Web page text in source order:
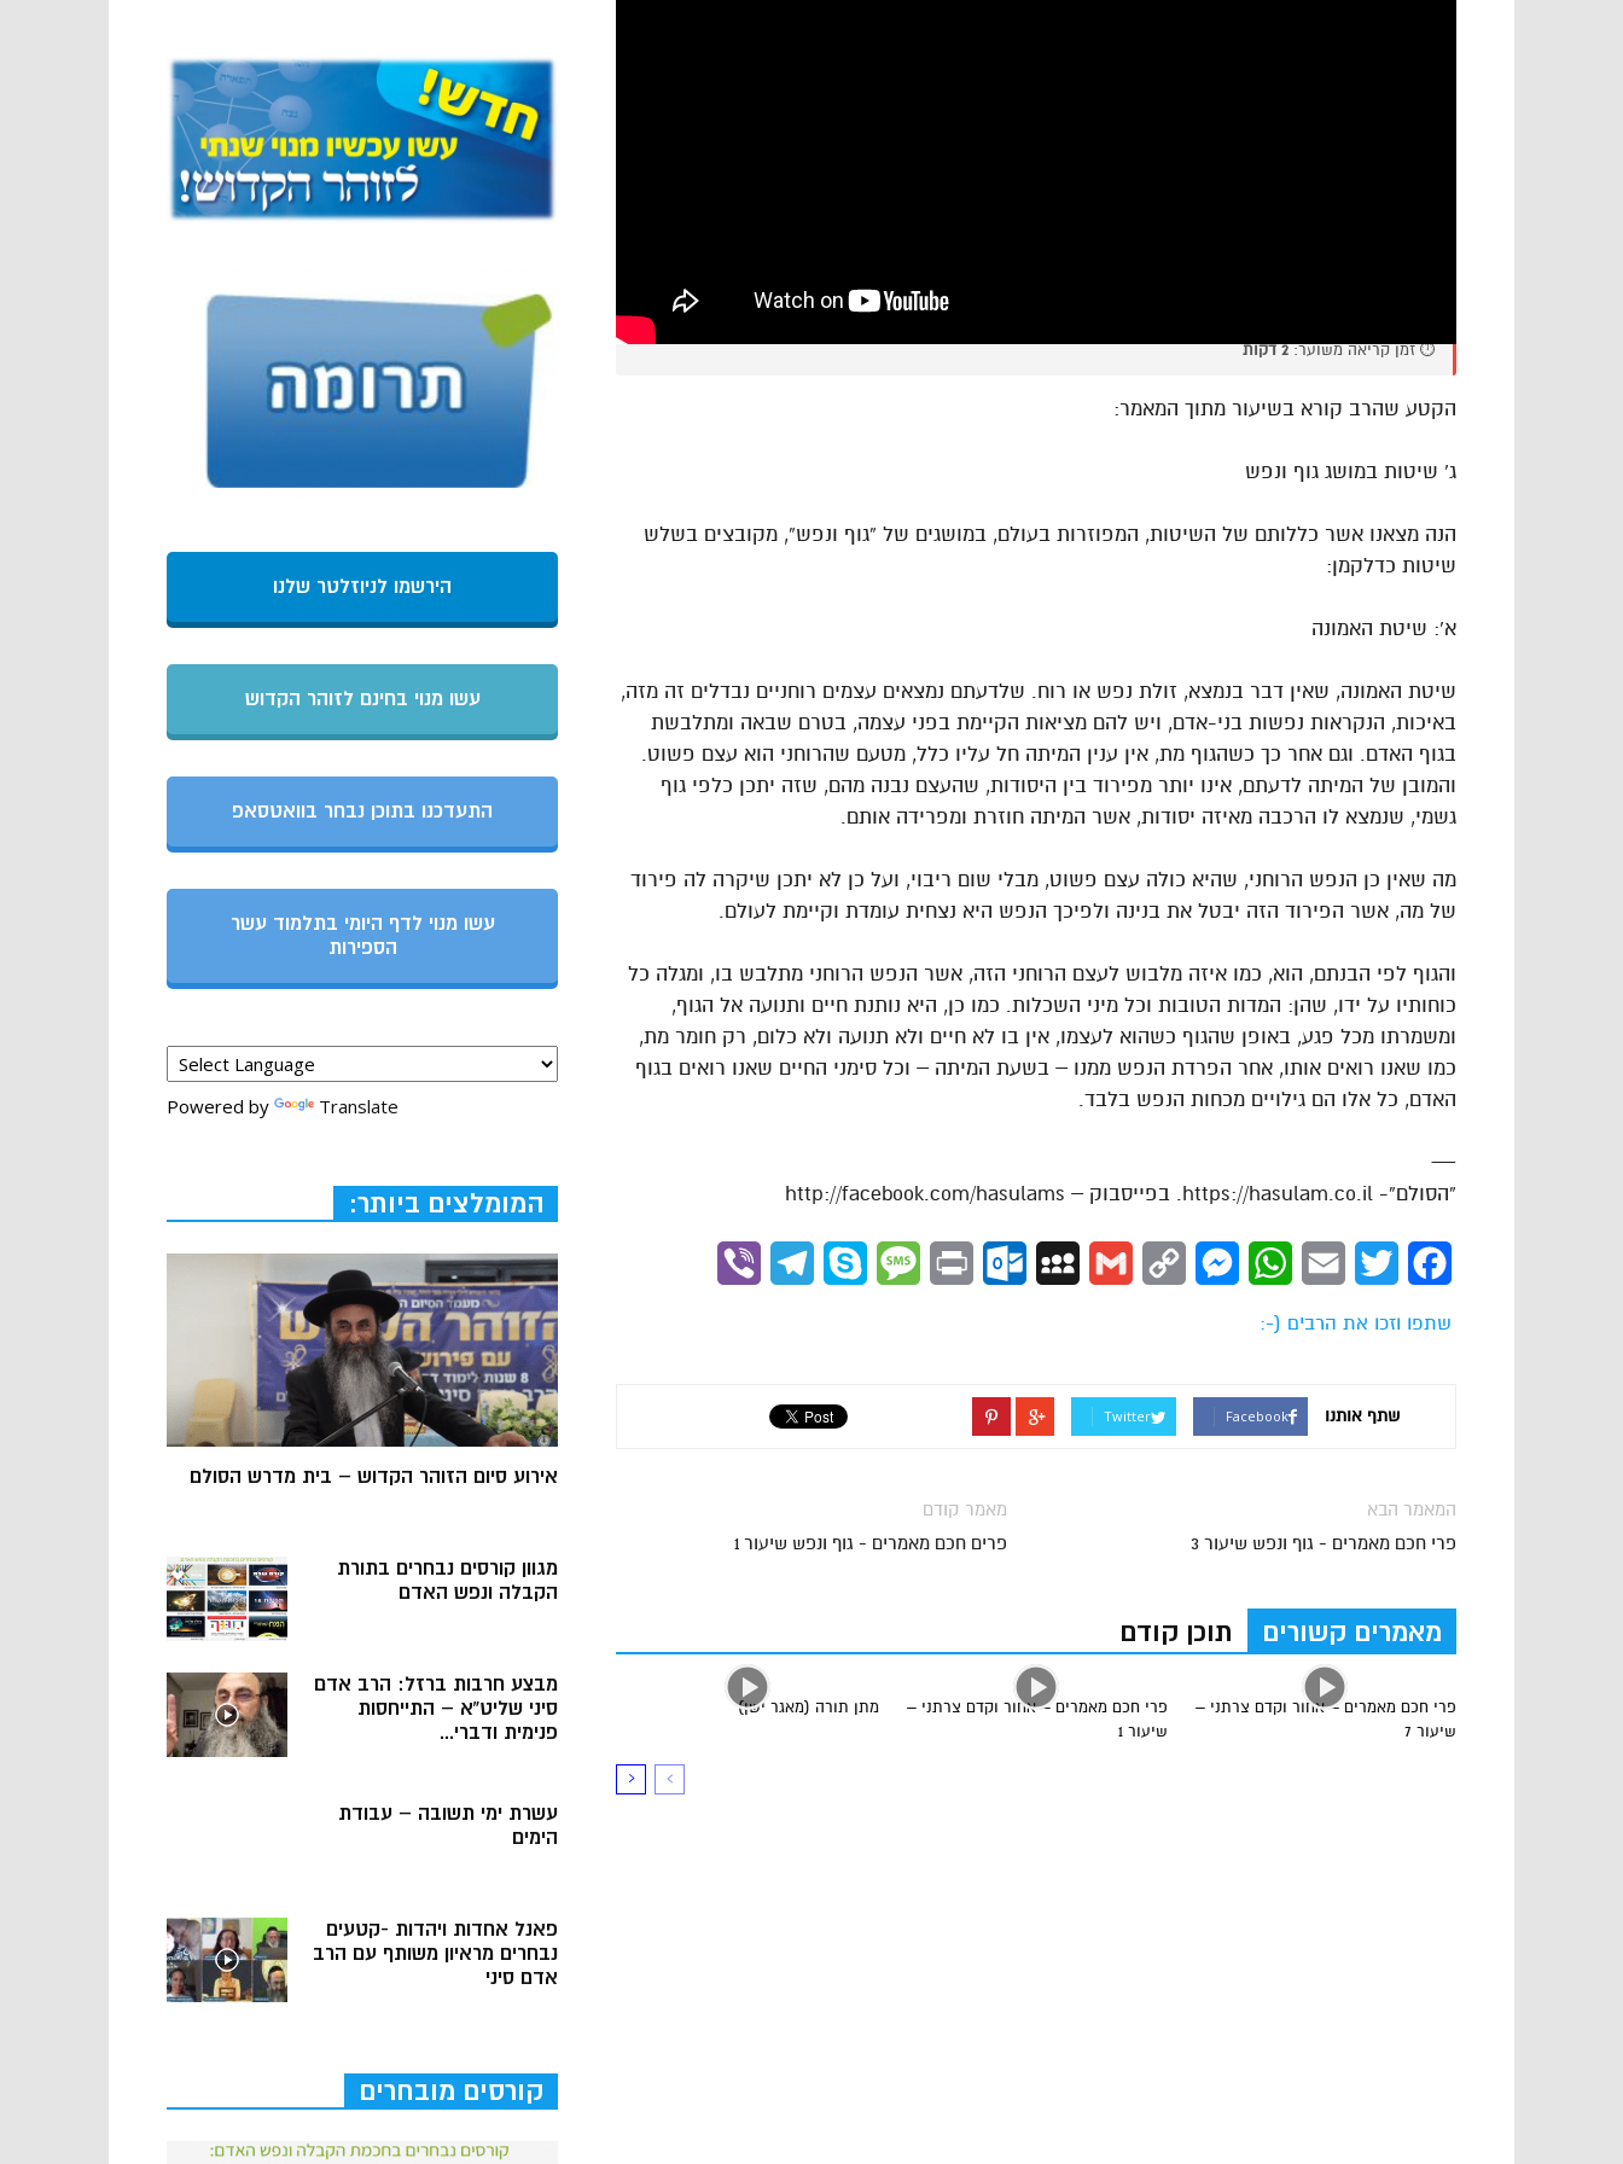
⏱️ זמן קריאה משוער:2 דקות
הקטע שהרב קורא בשיעור מתוך המאמר:
ג’ שיטות במושג גוף ונפש
הנה מצאנו אשר כללותם של השיטות, המפוזרות בעולם, במושגים של “גוף ונפש”, מקובצים בשלש
שיטות כדלקמן:
א’: שיטת האמונה
שיטת האמונה, שאין דבר בנמצא, זולת נפש או רוח. שלדעתם נמצאים עצמים רוחניים נבדלים זה מזה,
באיכות, הנקראות נפשות בני-אדם, ויש להם מציאות הקיימת בפני עצמה, בטרם שבאה ומתלבשת
בגוף האדם. וגם אחר כך כשהגוף מת, אין ענין המיתה חל עליו כלל, מטעם שהרוחני הוא עצם פשוט.
והמובן של המיתה לדעתם, אינו יותר מפירוד בין היסודות, שהעצם נבנה מהם, שזה יתכן כלפי גוף
גשמי, שנמצא לו הרכבה מאיזה יסודות, אשר המיתה חוזרת ומפרידה אותם.
מה שאין כן הנפש הרוחני, שהיא כולה עצם פשוט, מבלי שום ריבוי, ועל כן לא יתכן שיקרה לה פירוד
של מה, אשר הפירוד הזה יבטל את בנינה ולפיכך הנפש היא נצחית עומדת וקיימת לעולם.
והגוף לפי הבנתם, הוא, כמו איזה מלבוש לעצם הרוחני הזה, אשר הנפש הרוחני מתלבש בו, ומגלה כל
כוחותיו על ידו, שהן: המדות הטובות וכל מיני השכלות. כמו כן, היא נותנת חיים ותנועה אל הגוף,
ומשמרתו מכל פגע, באופן שהגוף כשהוא לעצמו, אין בו לא חיים ולא תנועה ולא כלום, רק חומר מת,
כמו שאנו רואים אותו, אחר הפרדת הנפש ממנו – בשעת המיתה – וכל סימני החיים שאנו רואים בגוף
האדם, כל אלו הם גילויים מכחות הנפש בלבד.
—
“הסולם”- https://hasulam.co.il. בפייסבוק – http://facebook.com/hasulams
Facebook
Twitter
Email
WhatsApp
Messenger
Copy
Gmail
MySpace
Outlook.com
Print
Message
Skype
Telegram
שתפו וזכו את הרבים (-:
שתף אותנו Facebook
Twitter
מאמר קודם
פרים חכם מאמרים - גוף ונפש שיעור 1
המאמר הבא
פרי חכם מאמרים - גוף ונפש שיעור 3
מאמרים קשורים תוכן קודם
מתן תורה (מאגר ישן)
פרי חכם מאמרים – אחור וקדם צרתני –
שיעור 1
פרי חכם מאמרים – אחור וקדם צרתני –
שיעור 7
הירשמו לניוזלטר שלנו
עשו מנוי בחינם לזוהר הקדוש
התעדכנו בתוכן נבחר בוואטסאפ
עשו מנוי לדף היומי בתלמוד עשר
הספירות
Powered by Translate
המומלצים ביותר:
אירוע סיום הזוהר הקדוש – בית מדרש הסולם
מגוון קורסים נבחרים בתורת
הקבלה ונפש האדם
מבצע חרבות ברזל: הרב אדם
סיני שליט”א – התייחסות
פנימית ודברי...
עשרת ימי תשובה – עבודת
הימים
פאנל אחדות ויהדות -קטעים
נבחרים מראיון משותף עם הרב
אדם סיני
קורסים מובחרים